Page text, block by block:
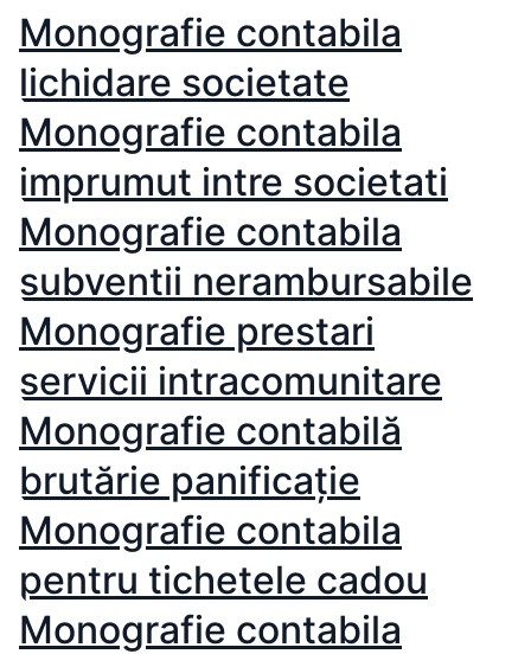
Monografie contabila
lichidare societate
Monografie contabila
imprumut intre societati
Monografie contabila
subventii nerambursabile
Monografie prestari
servicii intracomunitare
Monografie contabilă
brutărie panificație
Monografie contabila
pentru tichetele cadou
Monografie contabila